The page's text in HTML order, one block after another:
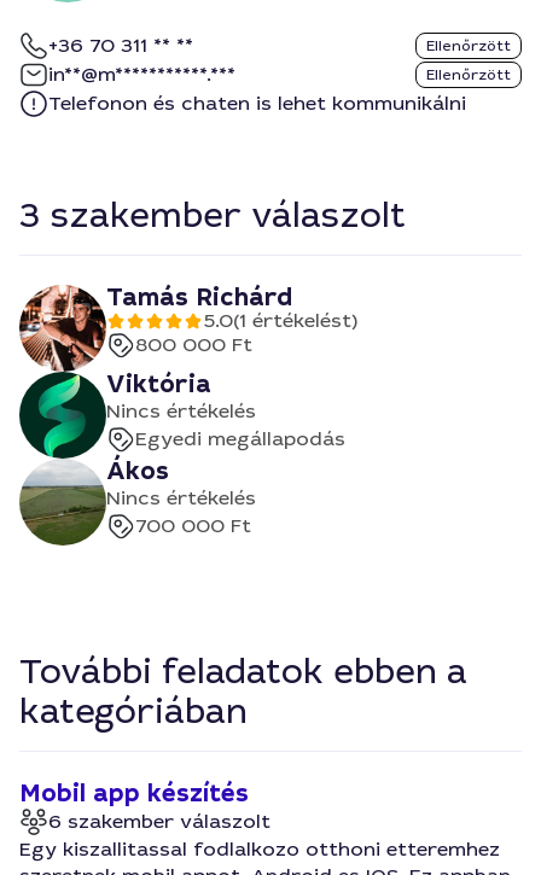
+36 70 311 ** ** Ellenőrzött
in**@m***********.*** Ellenőrzött
Telefonon és chaten is lehet kommunikálni
3 szakember válaszolt
Tamás Richárd
5.0(1 értékelést)
800 000 Ft
Viktória
Nincs értékelés
Egyedi megállapodás
Ákos
Nincs értékelés
700 000 Ft
További feladatok ebben a
kategóriában
Mobil app készítés
6 szakember válaszolt
Egy kiszallitassal fodlalkozo otthoni etteremhez